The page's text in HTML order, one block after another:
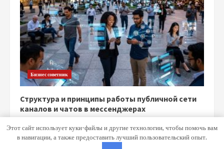
Бизнес советник
Структура и принципы работы публичной сети
каналов и чатов в мессенджерах
Этот сайт использует куки-файлы и другие технологии, чтобы помочь вам
в навигации, а также предоставить лучший пользовательский опыт.